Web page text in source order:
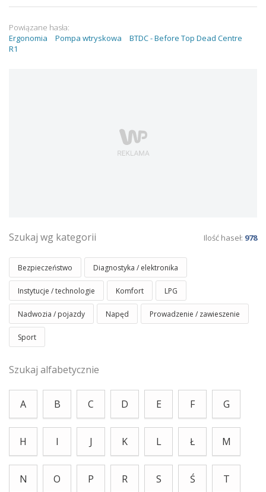
Powiązane hasła:
Ergonomia
Pompa wtryskowa
BTDC - Before Top Dead Centre
R1
Szukaj wg kategorii Ilość haseł: 978
Bezpieczeństwo Diagnostyka / elektronika
Instytucje / technologie Komfort LPG
Nadwozia / pojazdy Napęd Prowadzenie / zawieszenie
Sport
Szukaj alfabetycznie
A B C D E F G
H I J K L Ł M
N O P R S Ś T